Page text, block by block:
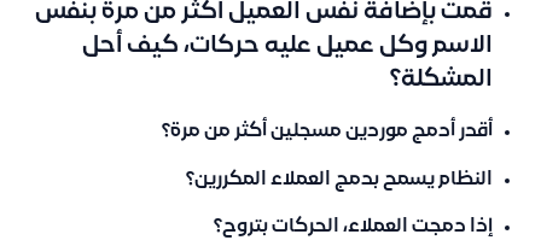
قمت بإضافة نفس العميل أكثر من مرة بنفس
الاسم وكل عميل عليه حركات، كيف أحل
المشكلة؟
أقدر أدمج موردين مسجلين أكثر من مرة؟
النظام يسمح بدمج العملاء المكررين؟
إذا دمجت العملاء، الحركات بتروح؟